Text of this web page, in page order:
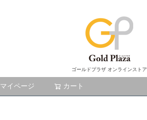
ゴールドプラザ オンラインストア
マイページ カート